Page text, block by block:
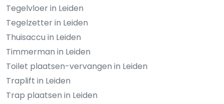
Tegelvloer in Leiden
Tegelzetter in Leiden
Thuisaccu in Leiden
Timmerman in Leiden
Toilet plaatsen-vervangen in Leiden
Traplift in Leiden
Trap plaatsen in Leiden